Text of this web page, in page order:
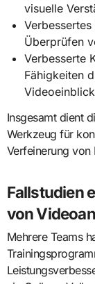
visuelle
Überprüfen
Verbesserte
Fähigkeiten
Insgesamt dient
Werkzeug für
Verfeinerung von
Fallstudien
von
Mehrere Teams